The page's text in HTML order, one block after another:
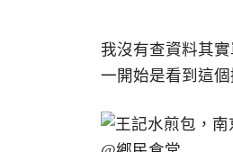
我沒有查資料其
一開始是看到這